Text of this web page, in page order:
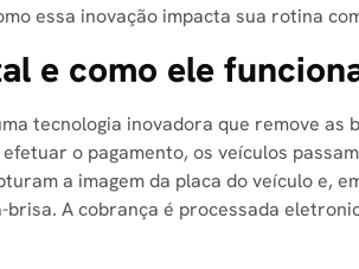
essa inovação impacta sua rotina
e como ele
tecnologia inovadora que remove
o pagamento, os veículos
a imagem da placa do veículo e,
brisa. A cobrança é processada